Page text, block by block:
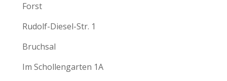
Forst
Rudolf-Diesel-Str. 1
Bruchsal
Im Schollengarten 1A